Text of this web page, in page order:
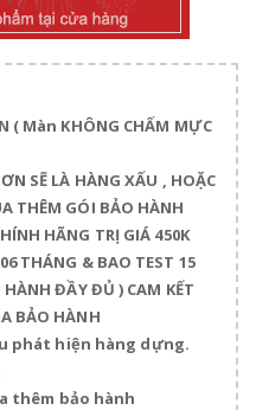
( Màn KHÔNG CHẤM MỰC
SẼ LÀ HÀNG XẤU , HOẶC
THÊM GÓI BẢO HÀNH
HÃNG TRỊ GIÁ 450K
THÁNG & BAO TEST 15
ĐẦY ĐỦ ) CAM KẾT
BẢO HÀNH
phát hiện hàng dựng.
thêm bảo hành